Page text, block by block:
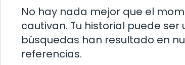
No hay nada mejor que el
cautivan. Tu historial puede
búsquedas han resultado en
referencias.